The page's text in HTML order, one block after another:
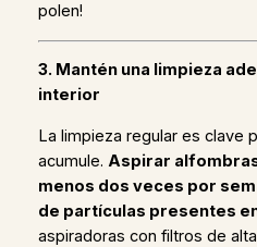
polen!
3. Mantén una limpieza
interior
La limpieza regular es clave
acumule. Aspirar
menos dos veces por
de partículas presentes
aspiradoras con filtros de